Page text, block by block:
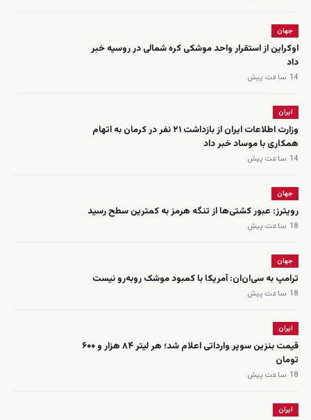
جهان
اوکراین از استقرار واحد موشکی کره شمالی در روسیه خبر
داد
14 ساعت پیش
ایران
وزارت اطلاعات ایران از بازداشت ۲۱ نفر در کرمان به اتهام
همکاری با موساد خبر داد
14 ساعت پیش
جهان
رویترز: عبور کشتی‌ها از تنگه هرمز به کمترین سطح رسید
18 ساعت پیش
جهان
ترامپ به سی‌ان‌ان: آمریکا با کمبود موشک روبه‌رو نیست
18 ساعت پیش
ایران
قیمت بنزین سوپر وارداتی اعلام شد؛ هر لیتر ۸۴ هزار و ۶۰۰
تومان
18 ساعت پیش
ایران